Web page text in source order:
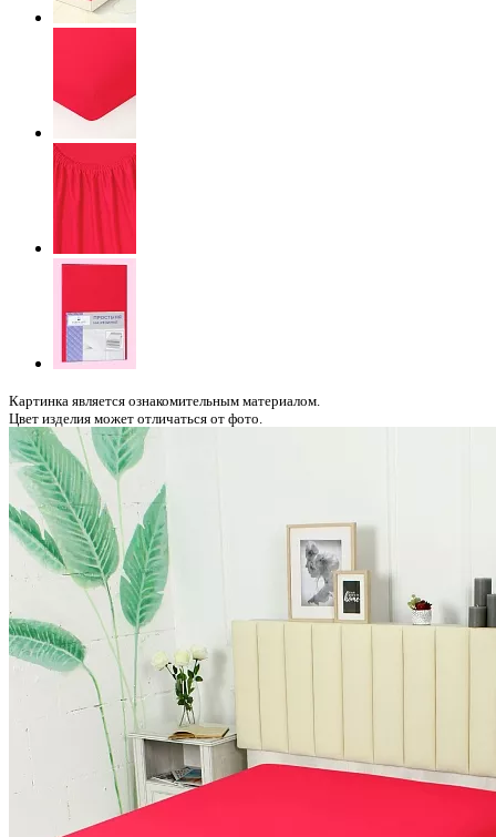
Картинка является ознакомительным материалом.
Цвет изделия может отличаться от фото.